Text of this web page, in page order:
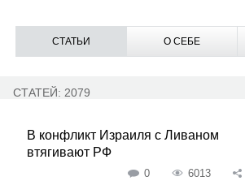
СТАТЬИ О СЕБЕ
СТАТЕЙ: 2079
В конфликт Израиля с Ливаном
втягивают РФ
0 6013